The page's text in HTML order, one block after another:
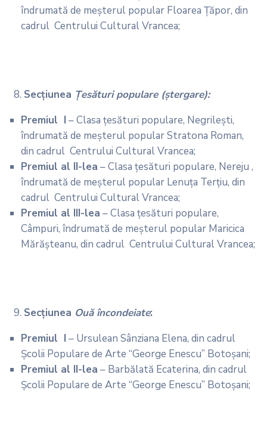
îndrumată de meșterul popular Floarea Țăpor, din
cadrul Centrului Cultural Vrancea;
Secţiunea Ţesături populare (ştergare):
Premiul I – Clasa țesături populare, Negrilești,
îndrumată de meșterul popular Stratona Roman,
din cadrul Centrului Cultural Vrancea;
Premiul al II-lea – Clasa țesături populare, Nereju ,
îndrumată de meșterul popular Lenuța Terțiu, din
cadrul Centrului Cultural Vrancea;
Premiul al III-lea – Clasa țesături populare,
Câmpuri, îndrumată de meșterul popular Maricica
Mărășteanu, din cadrul Centrului Cultural Vrancea;
Secţiunea Ouă încondeiate:
Premiul I – Ursulean Sânziana Elena, din cadrul
Școlii Populare de Arte “George Enescu” Botoșani;
Premiul al II-lea – Barbălată Ecaterina, din cadrul
Școlii Populare de Arte “George Enescu” Botoșani;